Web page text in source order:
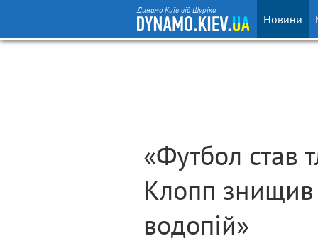
Динамо Київ від Шуріка
Новини
«Футбол став
Клопп
водопій»